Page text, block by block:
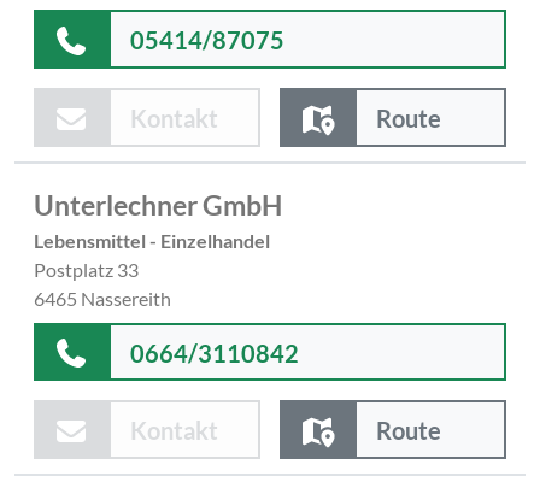
05414/87075
Kontakt Route
Unterlechner GmbH
Lebensmittel - Einzelhandel
Postplatz 33
6465 Nassereith
0664/3110842
Kontakt Route